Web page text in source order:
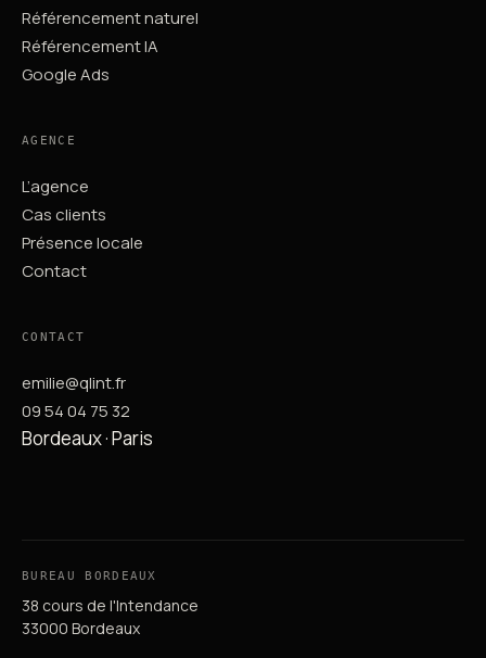
Référencement naturel
Référencement IA
Google Ads
AGENCE
L’agence
Cas clients
Présence locale
Contact
CONTACT
emilie@qlint.fr
09 54 04 75 32
Bordeaux · Paris
BUREAU BORDEAUX
38 cours de l'Intendance
33000 Bordeaux